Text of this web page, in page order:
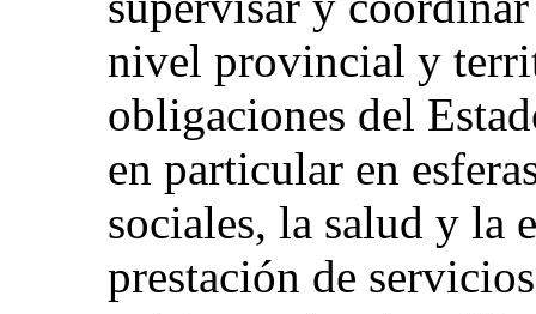
nivel provincial y
obligaciones del
en particular en
sociales, la salud y la
prestación de